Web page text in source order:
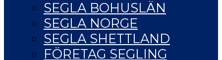
SEGLA BOHUSLÄN
SEGLA NORGE
SEGLA SHETTLAND
FÖRETAG SEGLING